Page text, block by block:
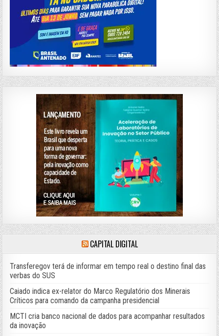
CAPITAL DIGITAL
Transferegov terá de informar em tempo real o destino final das
verbas do SUS
Caiado indica ex-relator do Marco Regulatório dos Minerais
Críticos para comando da campanha presidencial
MCTI cria banco nacional de dados para acompanhar resultados
da inovação